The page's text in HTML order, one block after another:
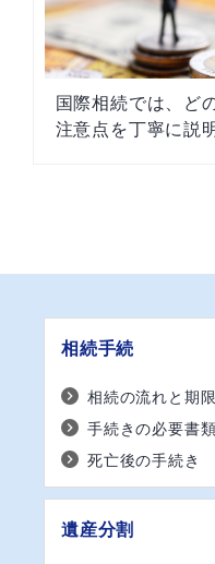
国際相続では、ど
注意点を丁寧に説
相続手続
相続の流れと期限
手続きの必要書類
死亡後の手続き
遺産分割